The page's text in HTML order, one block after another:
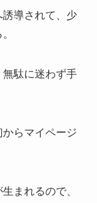
導されて、少
駄に迷わず手
らマイページ
まれるので、